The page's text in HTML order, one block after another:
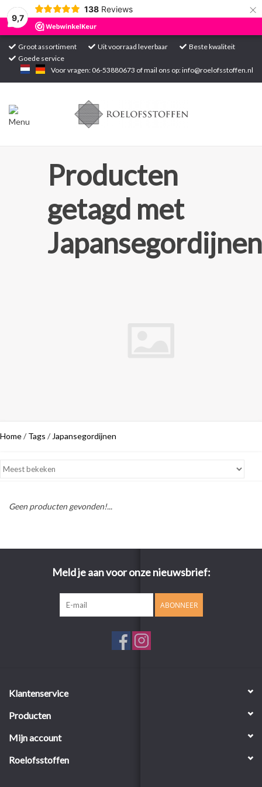
9,7
138 Reviews ×
Groot assortiment Uit voorraad leverbaar
Beste kwaliteit
Goede service
Voor vragen: 06-53880673 of mail ons op:info@roelofsstoffen.nl
Home
Producten
getagd met
Japansegordijnen
Home/ Tags /Japansegordijnen
Geen producten gevonden!...
Meld je aan voor onze nieuwsbrief:
ABONNEER
Klantenservice
Producten
Mijn account
Roelofsstoffen